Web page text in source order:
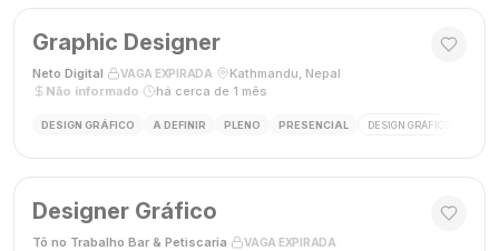
Graphic Designer
Neto Digital VAGA EXPIRADA Kathmandu, Nepal
Não informado
há cerca de 1 mês
DESIGN GRÁFICO A DEFINIR PLENO PRESENCIAL DESIGN GRÁFICO
Designer Gráfico
Tô no Trabalho Bar & Petiscaria VAGA EXPIRADA